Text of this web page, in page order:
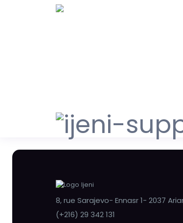
8, rue Sarajevo- Ennasr 1- 2037
(+216) 29 342 131